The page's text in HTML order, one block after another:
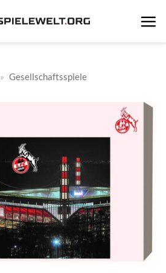
» Gesellschaftsspiele